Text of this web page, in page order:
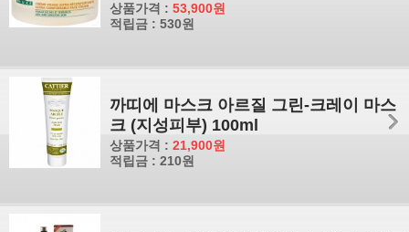
상품가격 : 53,900원
적립금 : 530원
까띠에 마스크 아르질 그린-크레이 마스
크 (지성피부) 100ml
상품가격 : 21,900원
적립금 : 210원